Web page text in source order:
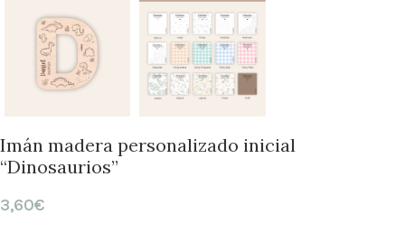
Imán madera personalizado inicial
“Dinosaurios”
3,60€